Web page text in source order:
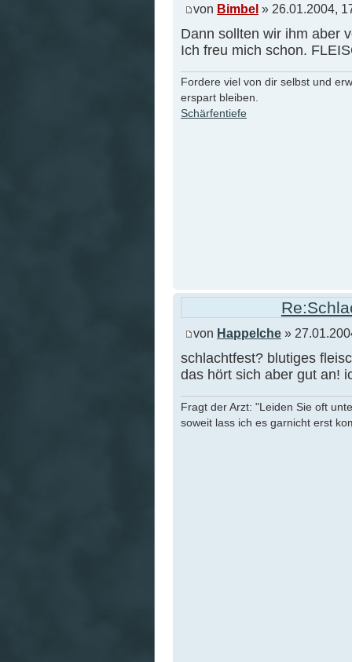
von Bimbel » 26.01.2004,
Dann sollten wir ihm aber
Ich freu mich schon.
Fordere viel von dir selbst und
erspart bleiben.
Schärfentiefe
von Happelche »
schlachtfest? blutiges
das hört sich aber gut an!
Fragt der Arzt: "Leiden Sie oft
soweit lass ich es garnicht erst